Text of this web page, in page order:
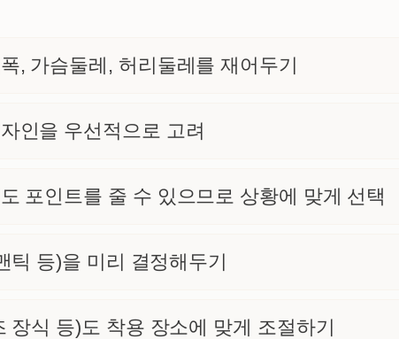
, 가슴둘레, 허리둘레를 재어두기
인을 우선적으로 고려
포인트를 줄 수 있으므로 상황에 맞게 선택
틱 등)을 미리 결정해두기
장식 등)도 착용 장소에 맞게 조절하기